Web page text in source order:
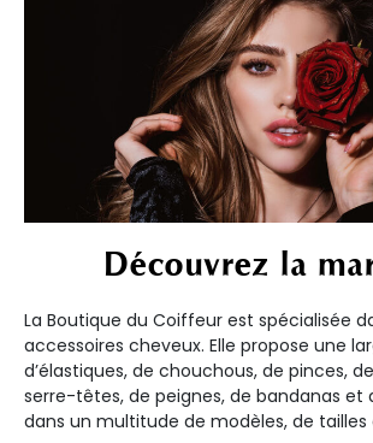
Découvrez la
La Boutique du Coiffeur est spécialisée
accessoires cheveux. Elle propose une
d’élastiques, de chouchous, de pinces,
serre-têtes, de peignes, de bandanas et
dans un multitude de modèles, de tailles